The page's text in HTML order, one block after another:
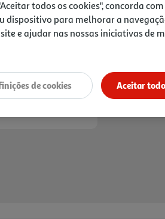
todos os cookies", concorda
dispositivo para melhorar a
e ajudar nas nossas iniciativas de
Aceitar
de cookies